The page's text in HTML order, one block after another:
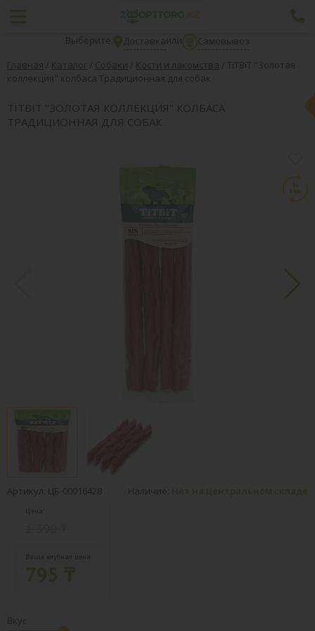
Выберите: Доставкаили
Самовывоз
Главная / Каталог / Собаки / Кости и лакомства / TiTBiT "Золотая
коллекция" колбаса Традиционная для собак
TITBIT "ЗОЛОТАЯ КОЛЛЕКЦИЯ" КОЛБАСА
ТРАДИЦИОННАЯ ДЛЯ СОБАК
Артикул: ЦБ-00016428 Наличие: Нет на центральном складе
Цена:
Ваша клубная цена:
Вкус